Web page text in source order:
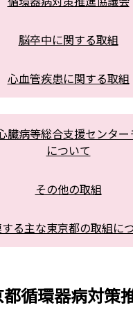
脳卒中に関する取組
心血管疾患に関する取組
臓病等総合支援センタ
について
その他の取組
る主な東京都の取組に
循環器病対策